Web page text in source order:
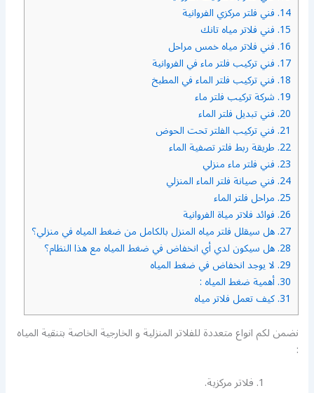
14. فني فلتر مركزي الفروانية
15. فني فلاتر مياه تانك
16. فني فلاتر مياه خمس مراحل
17. فني تركيب فلتر ماء في الفروانية
18. فني تركيب فلتر الماء في المطبخ
19. شركة تركيب فلتر ماء
20. فني تبديل فلتر الماء
21. فني تركيب الفلتر تحت الحوض
22. طريقة ربط فلتر تصفية الماء
23. فني فلتر ماء منزلي
24. فني صيانة فلتر الماء المنزلي
25. مراحل فلتر الماء
26. فوائد فلاتر مياة الفروانية
27. هل سيقلل فلتر مياه المنزل بالكامل من ضغط المياه في منزلي؟
28. هل سيكون لدي أي انخفاض في ضغط المياه مع هذا النظام؟
29. لا يوجد انخفاض في ضغط المياه
30. أهمية ضغط المياه :
31. كيف تعمل فلاتر مياه
نضمن لكم انواع متعددة للفلاتر المنزلية و الخارجية الخاصة بتنقية المياه
:
فلاتر مركزية.